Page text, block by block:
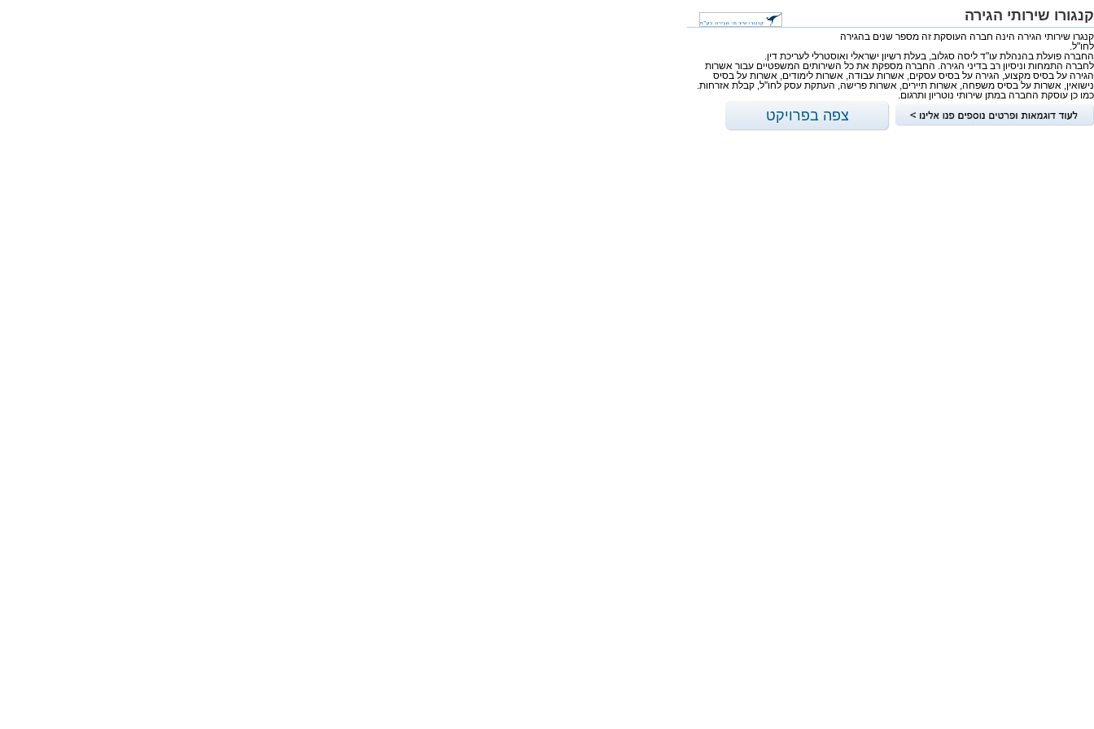
קנגורו שירותי הגירה
קנגרו שירותי הגירה הינה חברה העוסקת זה מספר שנים בהגירה
לחו"ל.
החברה פועלת בהנהלת עו"ד ליסה סגלוב, בעלת רשיון ישראלי ואוסטרלי לעריכת דין.
לחברה התמחות וניסיון רב בדיני הגירה. החברה מספקת את כל השירותים המשפטיים עבור אשרות
הגירה על בסיס מקצוע, הגירה על בסיס עסקים, אשרות עבודה, אשרות לימודים, אשרות על בסיס
נישואין, אשרות על בסיס משפחה, אשרות תיירים, אשרות פרישה, העתקת עסק לחו"ל, קבלת אזרחות.
כמו כן עוסקת החברה במתן שירותי נוטריון ותרגום.
צפה בפרויקט